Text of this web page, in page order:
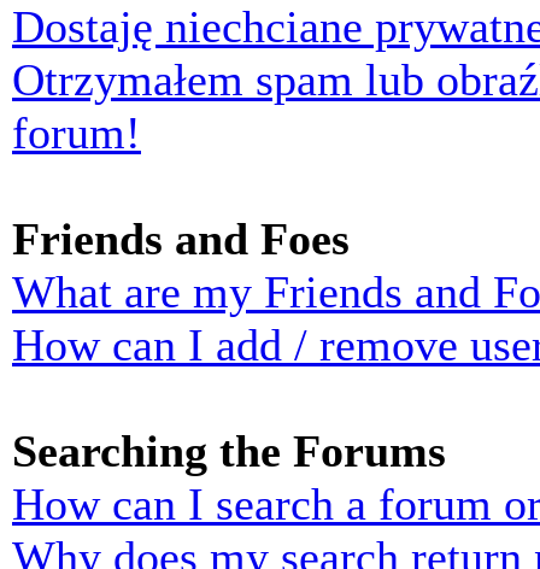
Dostaję niechciane
Otrzymałem spam lub
forum!
Friends and Foes
What are my Friends and
How can I add / remove
Searching the Forums
How can I search a forum
Why does my search return